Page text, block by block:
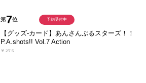
第7位
【グッズ-カード】あんさんぶるスターズ！！
P.A.shots!! Vol.7 Action
￥275
予約受付中